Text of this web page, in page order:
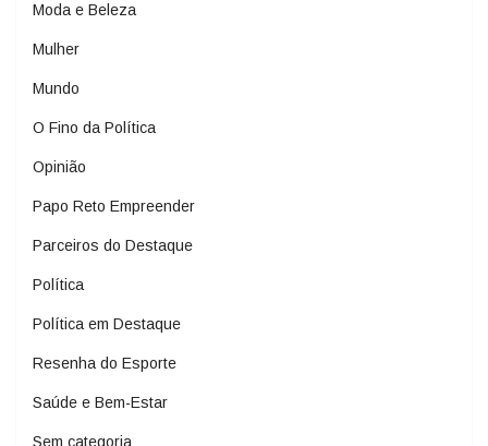
Moda e Beleza
Mulher
Mundo
O Fino da Política
Opinião
Papo Reto Empreender
Parceiros do Destaque
Política
Política em Destaque
Resenha do Esporte
Saúde e Bem-Estar
Sem categoria